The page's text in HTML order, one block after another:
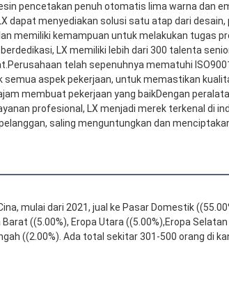
pencetakan penuh otomatis lima warna dan
dapat menyediakan solusi satu atap dari
memiliki kemampuan untuk melakukan tugas
LX memiliki lebih dari 300 talenta
telah sepenuhnya mematuhi
semua aspek pekerjaan, untuk memastikan
membuat pekerjaan yang baikDengan
profesional, LX menjadi merek terkenal di
saling menguntungkan dan
mulai dari 2021, jual ke Pasar Domestik
((5.00%), Eropa Utara ((5.00%),Eropa
((2.00%). Ada total sekitar 301-500 orang di